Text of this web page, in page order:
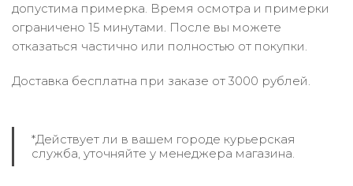
допустима примерка. Время осмотра и примерки
ограничено 15 минутами. После вы можете
отказаться частично или полностью от покупки.
Доставка бесплатна при заказе от 3000 рублей.
*Действует ли в вашем городе курьерская
служба, уточняйте у менеджера магазина.